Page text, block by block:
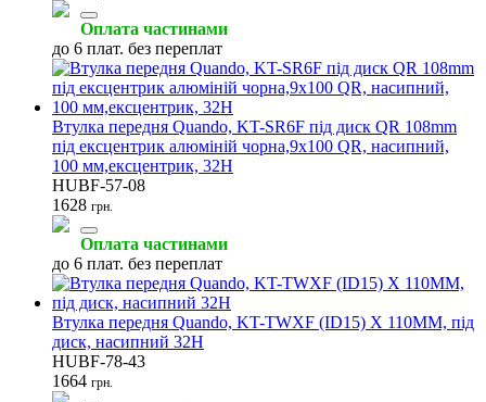
Оплата частинами
до 6 плат. без переплат
Втулка передня Quando, KT-SR6F під диск QR 108mm
під ексцентрик алюміній чорна,9x100 QR, насипний,
100 мм,ексцентрик, 32H
HUBF-57-08
1628 грн.
Оплата частинами
до 6 плат. без переплат
Втулка передня Quando, KT-TWXF (ID15) X 110MM, під
диск, насипний 32H
HUBF-78-43
1664 грн.